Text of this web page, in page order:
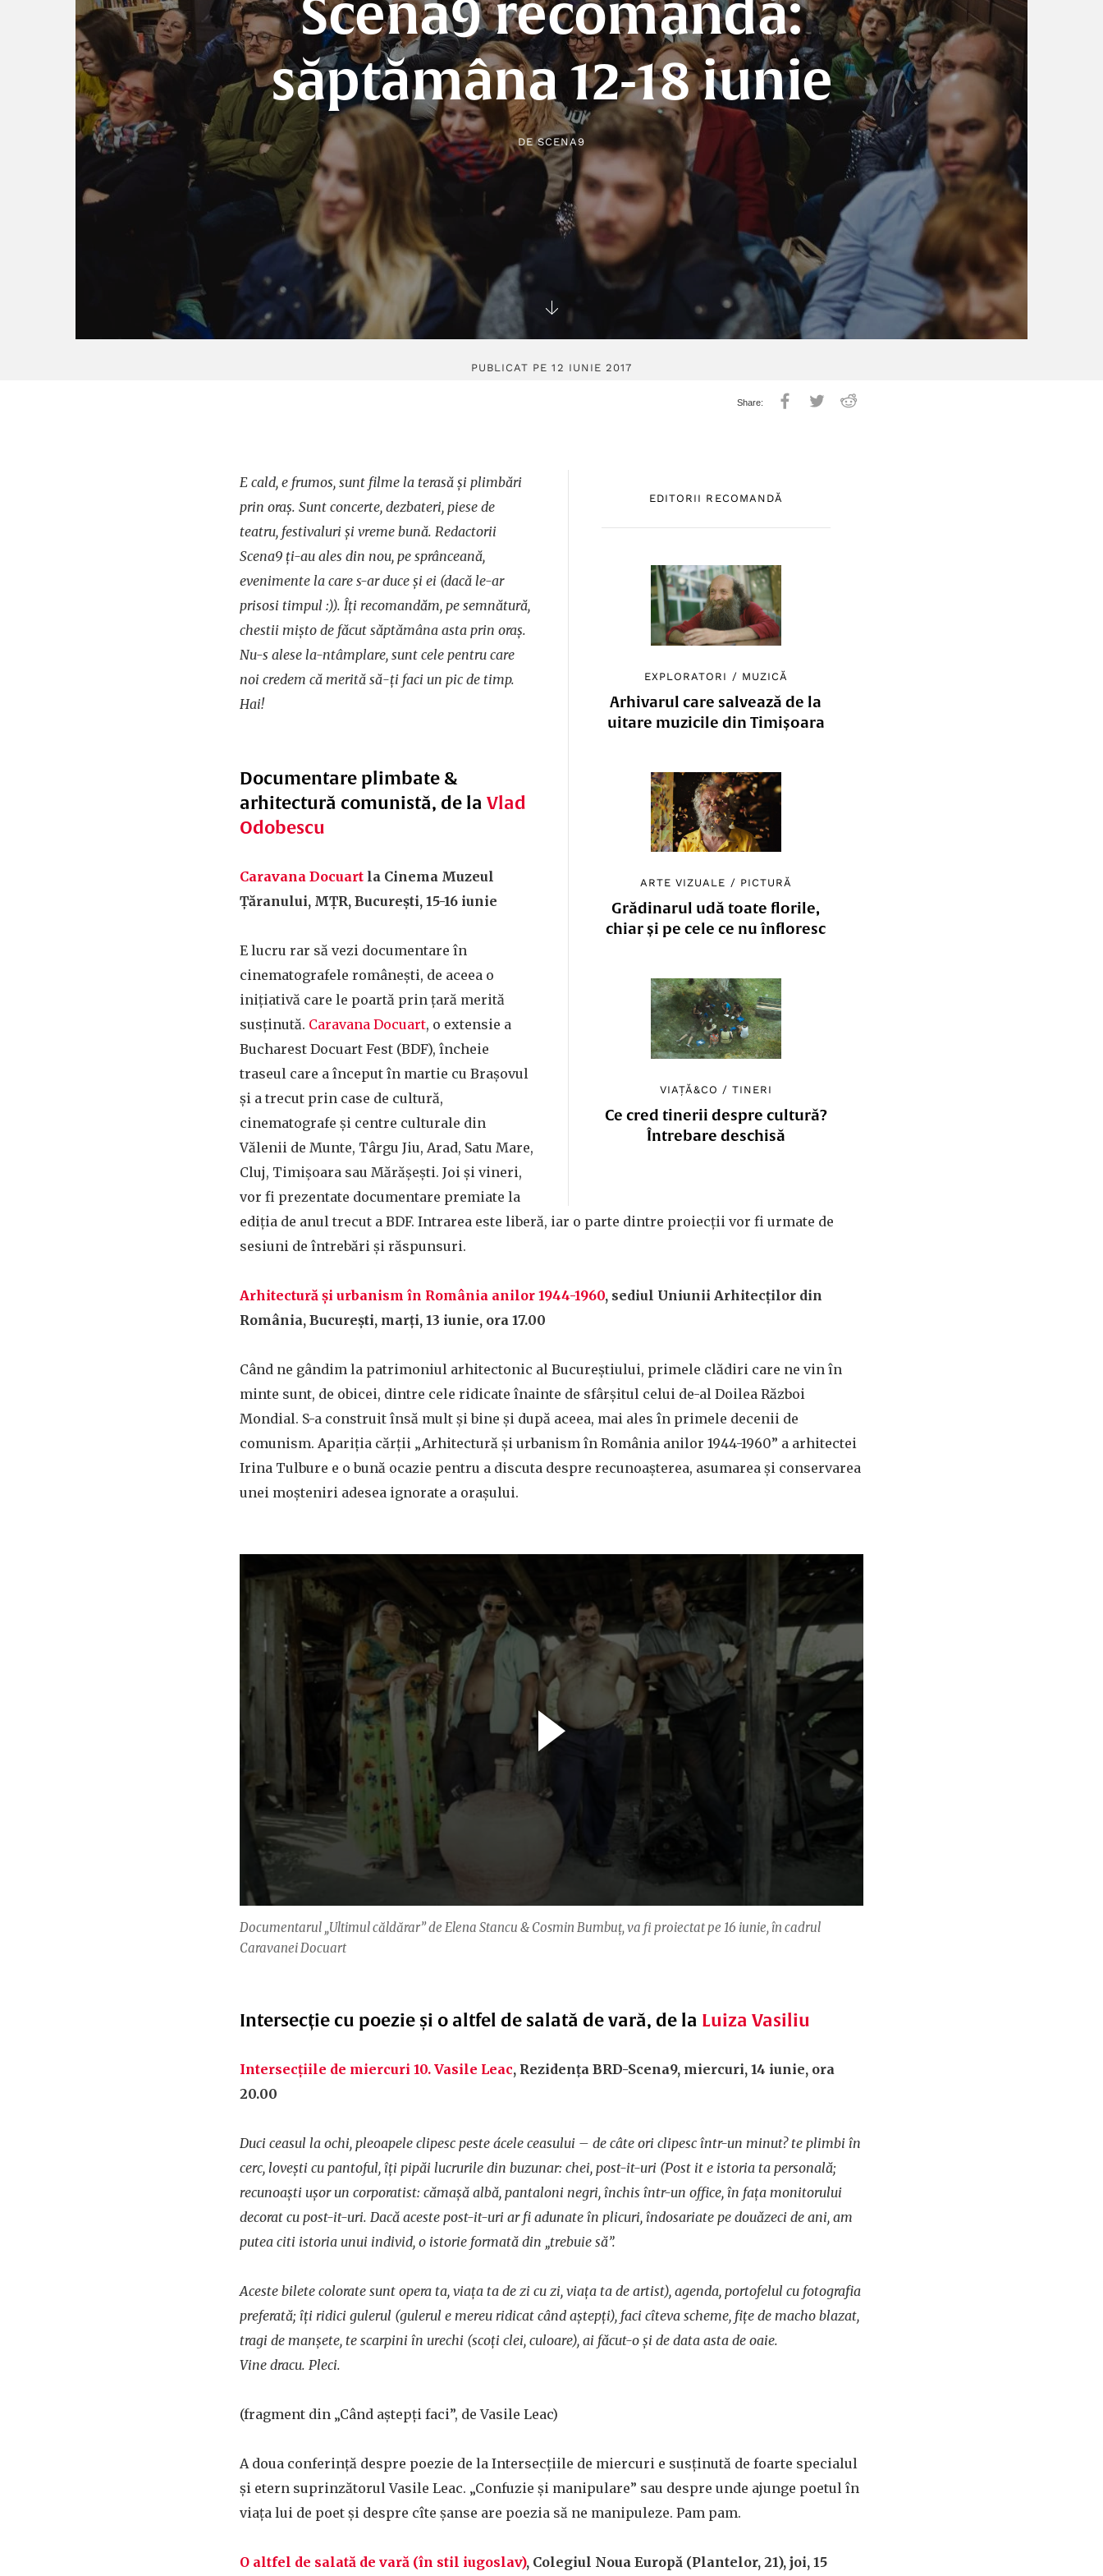
Scena9 recomandă:
săptămâna 12-18 iunie
DESCENA9
PUBLICAT PE 12 IUNIE 2017
EDITORII RECOMANDĂ
EXPLORATORI / MUZICĂ
Arhivarul care salvează de la
uitare muzicile din Timișoara
ARTE VIZUALE / PICTURĂ
Grădinarul udă toate florile,
chiar și pe cele ce nu înfloresc
VIAȚĂ&CO /TINERI
Ce cred tinerii despre cultură?
Întrebare deschisă
E cald, e frumos, sunt filme la terasă și plimbări
prin oraș. Sunt concerte, dezbateri, piese de
teatru, festivaluri și vreme bună. Redactorii
Scena9 ți-au ales din nou, pe sprânceană,
evenimente la care s-ar duce și ei (dacă le-ar
prisosi timpul :)). Îți recomandăm, pe semnătură,
chestii mișto de făcut săptămâna asta prin oraș.
Nu-s alese la-ntâmplare, sunt cele pentru care
noi credem că merită să-ți faci un pic de timp.
Hai!
Documentare plimbate &
arhitectură comunistă, de la Vlad
Odobescu
Caravana Docuart la Cinema Muzeul
Țăranului, MȚR, București, 15-16 iunie
E lucru rar să vezi documentare în
cinematografele românești, de aceea o
inițiativă care le poartă prin țară merită
susținută. Caravana Docuart, o extensie a
Bucharest Docuart Fest (BDF), încheie
traseul care a început în martie cu Brașovul
și a trecut prin case de cultură,
cinematografe și centre culturale din
Vălenii de Munte, Târgu Jiu, Arad, Satu Mare,
Cluj, Timișoara sau Mărășești. Joi și vineri,
vor fi prezentate documentare premiate la
ediția de anul trecut a BDF. Intrarea este liberă, iar o parte dintre proiecții vor fi urmate de
sesiuni de întrebări și răspunsuri.
Arhitectură și urbanism în România anilor 1944-1960, ​ sediul Uniunii Arhitecților din
România, București, marți, 13 iunie, ora 17.00
Când ne gândim la patrimoniul arhitectonic al Bucureștiului, primele clădiri care ne vin în
minte sunt, de obicei, dintre cele ridicate înainte de sfârșitul celui de-al Doilea Război
Mondial. S-a construit însă mult și bine și după aceea, mai ales în primele decenii de
comunism. Apariția cărții „Arhitectură și urbanism în România anilor 1944-1960” a arhitectei
Irina Tulbure e o bună ocazie pentru a discuta despre recunoașterea, asumarea și conservarea
unei moșteniri adesea ignorate a orașului.
Documentarul „Ultimul căldărar” de Elena Stancu & Cosmin Bumbuț, va fi proiectat pe 16 iunie, în cadrul
Caravanei Docuart
Intersecție cu poezie și o altfel de salată de vară, de la Luiza Vasiliu
Intersecțiile de miercuri 10. Vasile Leac, Rezidența BRD-Scena9, miercuri, 14 iunie, ora
20.00
Duci ceasul la ochi, pleoapele clipesc peste ácele ceasului – de câte ori clipesc într-un minut? te plimbi în
cerc, loveşti cu pantoful, îţi pipăi lucrurile din buzunar: chei, post-it-uri (Post it e istoria ta personală;
recunoaşti uşor un corporatist: cămaşă albă, pantaloni negri, închis într-un office, în faţa monitorului
decorat cu post-it-uri. Dacă aceste post-it-uri ar fi adunate în plicuri, îndosariate pe douăzeci de ani, am
putea citi istoria unui individ, o istorie formată din „trebuie să”.
Aceste bilete colorate sunt opera ta, viaţa ta de zi cu zi, viaţa ta de artist), agenda, portofelul cu fotografia
preferată; îţi ridici gulerul (gulerul e mereu ridicat când aştepţi), faci cîteva scheme, fiţe de macho blazat,
tragi de manşete, te scarpini în urechi (scoţi clei, culoare), ai făcut-o şi de data asta de oaie.
Vine dracu. Pleci.
(fragment din „Când aștepți faci”, de Vasile Leac)
A doua conferință despre poezie de la Intersecțiile de miercuri e susținută de foarte specialul
și etern suprinzătorul Vasile Leac. „Confuzie și manipulare” sau despre unde ajunge poetul în
viața lui de poet și despre cîte șanse are poezia să ne manipuleze. Pam pam.
O altfel de salată de vară (în stil iugoslav), Colegiul Noua Europă (Plantelor, 21), joi, 15